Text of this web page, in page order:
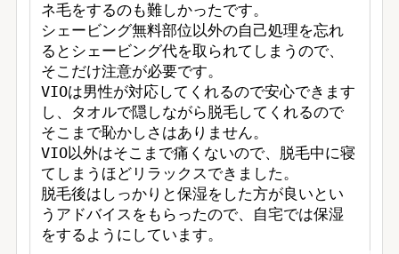
ネ毛をするのも難しかったです。
シェービング無料部位以外の自己処理を忘れ
るとシェービング代を取られてしまうので、
そこだけ注意が必要です。
VIOは男性が対応してくれるので安心できます
し、タオルで隠しながら脱毛してくれるので
そこまで恥かしさはありません。
VIO以外はそこまで痛くないので、脱毛中に寝
てしまうほどリラックスできました。
脱毛後はしっかりと保湿をした方が良いとい
うアドバイスをもらったので、自宅では保湿
をするようにしています。